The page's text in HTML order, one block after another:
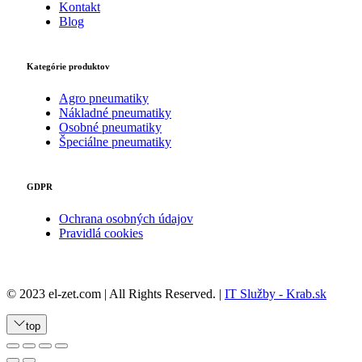
Kontakt
Blog
Kategórie produktov
Agro pneumatiky
Nákladné pneumatiky
Osobné pneumatiky
Špeciálne pneumatiky
GDPR
Ochrana osobných údajov
Pravidlá cookies
© 2023 el-zet.com | All Rights Reserved. | IT Služby - Krab.sk
top